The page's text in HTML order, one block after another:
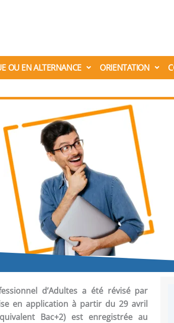
OU EN ALTERNANCE ORIENTATION
d’Adultes a été révisé par
en application à partir du 29 avril
Bac+2) est enregistrée au